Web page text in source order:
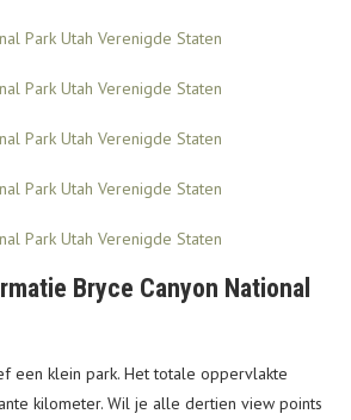
Bryce Canyon National
een klein park. Het totale oppervlakte
kilometer. Wil je alle dertien view points